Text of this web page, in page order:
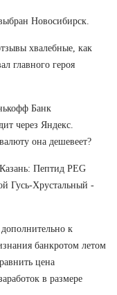
Новосибирск.
хвалебные, как
главного героя
Банк
через Яндекс.
она дешевеет?
Пептид PEG
Гусь-Хрустальный -
к
банкротом летом
цена
в размере